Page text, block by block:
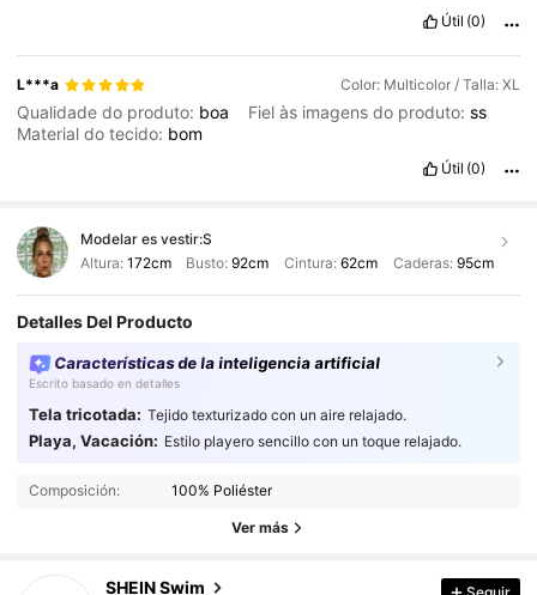
Útil (0)
L***a Color: Multicolor / Talla: XL
Qualidade do produto: boa Fiel às imagens do produto:ss
Material do tecido: bom
Útil (0)
Modelar es vestir:S
Altura: 172cm Busto:92cm Cintura: 62cm Caderas: 95cm
Detalles Del Producto
Características de la inteligencia artificial
Escrito basado en detalles
Tela tricotada: Tejido texturizado con un aire relajado.
Playa, Vacación: Estilo playero sencillo con un toque relajado.
Composición: 100% Poliéster
Ver más
SHEIN Swim
414K Seguidores
414K Seguidores
4.93